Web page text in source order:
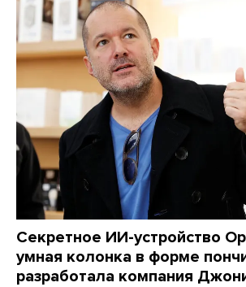
Секретное ИИ-устройство
умная колонка в форме
разработала компания